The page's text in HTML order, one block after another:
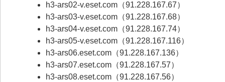
h3-ars02-v.eset.com（91.228.167.67）
h3-ars03-v.eset.com（91.228.167.68）
h3-ars04-v.eset.com（91.228.167.74）
h3-ars05-v.eset.com（91.228.167.116）
h3-ars06.eset.com（91.228.167.136）
h3-ars07.eset.com（91.228.167.57）
h3-ars08.eset.com（91.228.167.56）